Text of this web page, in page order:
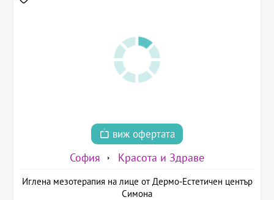
виж офертата
София Красота и Здраве
Иглена мезотерапия на лице от Дермо-Естетичен център
Симона